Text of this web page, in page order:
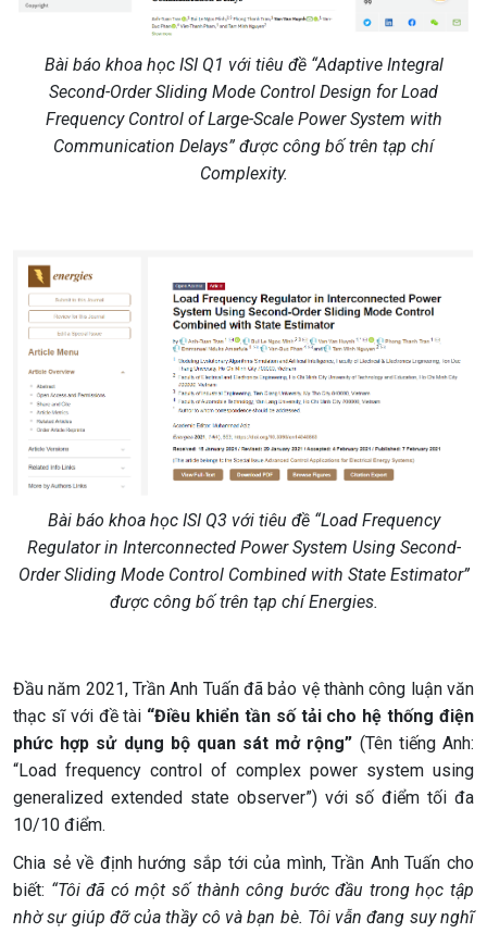
Bài báo khoa học ISI Q1 với tiêu đề “Adaptive Integral
Second-Order Sliding Mode Control Design for Load
Frequency Control of Large-Scale Power System with
Communication Delays” được công bố trên tạp chí
Complexity.
Bài báo khoa học ISI Q3 với tiêu đề “Load Frequency
Regulator in Interconnected Power System Using Second-
Order Sliding Mode Control Combined with State Estimator”
được công bố trên tạp chí Energies.
Đầu năm 2021, Trần Anh Tuấn đã bảo vệ thành công luận văn
thạc sĩ với đề tài “Điều khiển tần số tải cho hệ thống điện
phức hợp sử dụng bộ quan sát mở rộng” (Tên tiếng Anh:
“Load frequency control of complex power system using
generalized extended state observer”) với số điểm tối đa
10/10 điểm.
Chia sẻ về định hướng sắp tới của mình, Trần Anh Tuấn cho
biết: “Tôi đã có một số thành công bước đầu trong học tập
nhờ sự giúp đỡ của thầy cô và bạn bè. Tôi vẫn đang suy nghĩ